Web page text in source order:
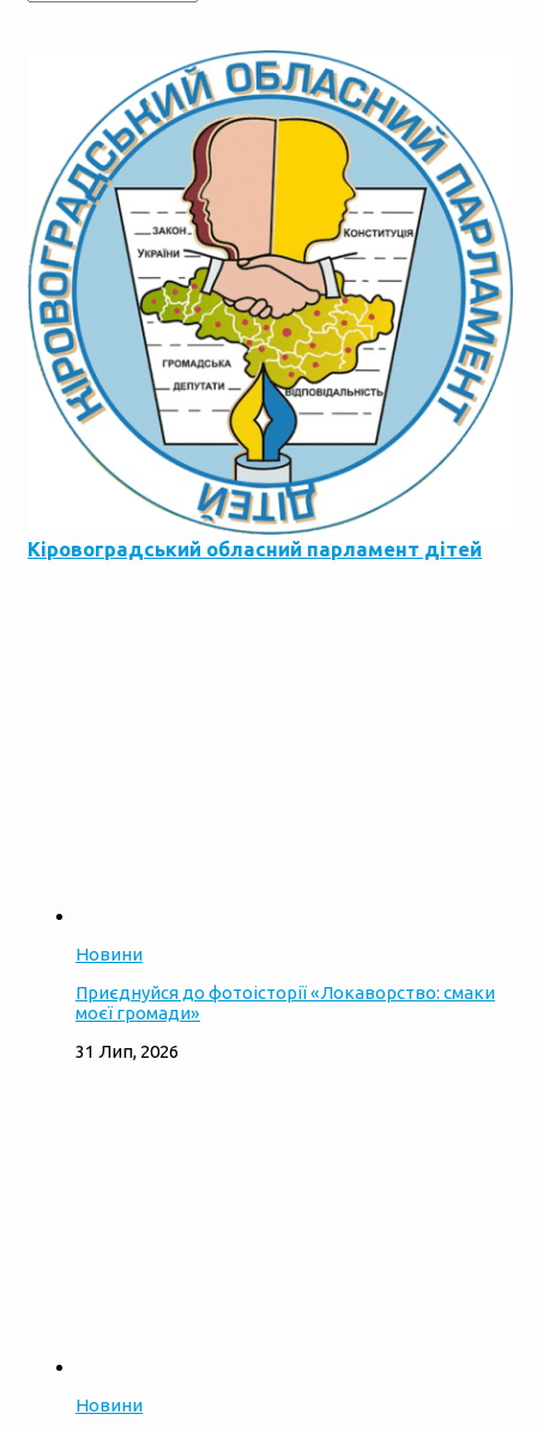
новин
Кіровоградський обласний парламент дітей
Новини
Приєднуйся до фотоісторії «Локаворство: смаки
моєї громади»
31 Лип, 2026
Новини